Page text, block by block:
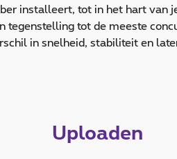
installeert, tot in het hart van
tot de meeste
in snelheid, stabiliteit en
Uploaden